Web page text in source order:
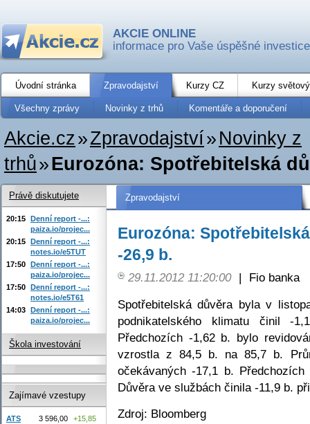
AKCIE ONLINE
informace pro Vaše úspěšné investice
Úvodní stránka Zpravodajství Kurzy CZ Kurzy
Všechny zprávy Novinky z trhů Komentáře a doporučení
Akcie.cz»Zpravodajství» Novinky z
trhů»Eurozóna: Spotřebitelská
Zpravodajství
Eurozóna:
-26,9 b.
29.11.2012 11:20:00 |
Fio banka
Spotřebitelská důvěra byla v
podnikatelského klimatu činil
Předchozích -1,62 b. bylo
vzrostla z 84,5 b. na 85,7 b.
očekávaných -17,1 b.
Důvěra ve službách činila -11,9 b.
Zdroj: Bloomberg
Právě diskutujete
20:15 Denní report -...:
paiza.io/projec...
20:15 Denní report -...:
notes.io/e5TUT
17:50 Denní report -...:
paiza.io/projec...
17:50 Denní report -...:
notes.io/e5T61
14:03 Denní report -...:
paiza.io/projec...
Škola investování
Zajímavé vzestupy
ATS 3 596,00
+15,85